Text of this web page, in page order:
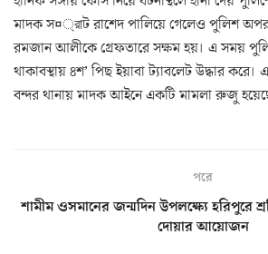
মাদক স¤্রাট রাশেদ পালিয়ে গেলেও পুলিশ
রমজান আলীকে গ্রেফতারে সক্ষম হয়। এ সময়
থাকাবস্থায় ৪শ’ পিছ ইয়াবা ট্যাবলেট উদ্ধার করে।
বন্দর থানায় মাদক আইনে একটি মামলা রুজু
পরে
শামীম ওসমানের জন্মদিন উপলক্ষ্যে হরিপুরে
দোয়ার আয়োজন